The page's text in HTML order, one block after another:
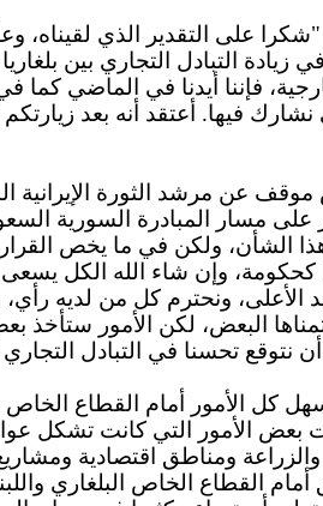
على التقدير الذي لقيناه، وعلى
التبادل التجاري بين
فإننا أيدنا في الماضي كما في
نشارك فيها. أعتقد أنه بعد
عن مرشد الثورة الإيرانية
مسار المبادرة السورية
الشأن، ولكن في ما يخص
كحكومة، وإن شاء الله الكل
الأعلى، ونحترم كل من لديه
البعض، لكن الأمور ستأخذ
تحسنا في التبادل التجاري
كل الأمور أمام القطاع الخاص
الأمور التي كانت تشكل
والزراعة ومناطق اقتصادية
أمام القطاع الخاص البلغاري